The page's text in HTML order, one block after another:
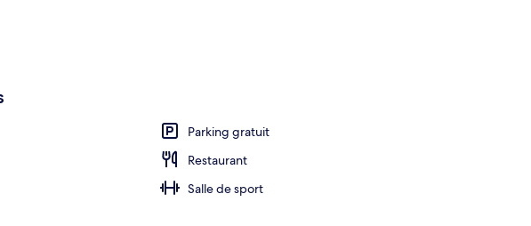
Parking gratuit
Restaurant
Salle de sport